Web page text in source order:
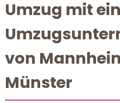
Umzug mit
von
Münster